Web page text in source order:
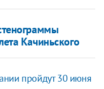
Качиньского
пройдут 30 июня